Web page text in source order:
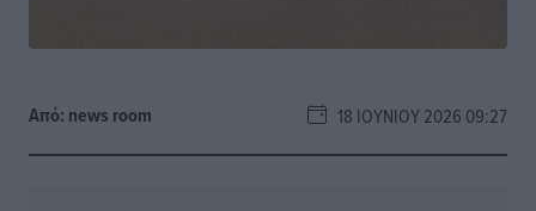
Από: news room 18 ΙΟΥΝΊΟΥ 2026 09:27